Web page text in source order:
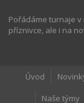
Pořádáme turnaje v
příznivce, ale i na
Úvod
Naše týmy